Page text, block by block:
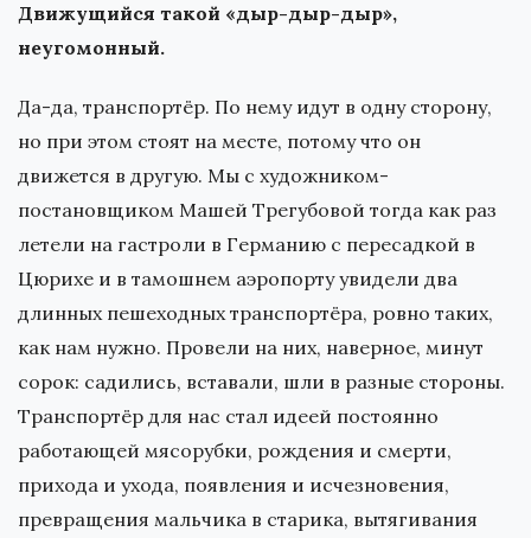
Движущийся такой «дыр-дыр-дыр»,
неугомонный.
Да-да, транспортёр. По нему идут в одну сторону,
но при этом стоят на месте, потому что он
движется в другую. Мы с художником-
постановщиком Машей Трегубовой тогда как раз
летели на гастроли в Германию с пересадкой в
Цюрихе и в тамошнем аэропорту увидели два
длинных пешеходных транспортёра, ровно таких,
как нам нужно. Провели на них, наверное, минут
сорок: садились, вставали, шли в разные стороны.
Транспортёр для нас стал идеей постоянно
работающей мясорубки, рождения и смерти,
прихода и ухода, появления и исчезновения,
превращения мальчика в старика, вытягивания